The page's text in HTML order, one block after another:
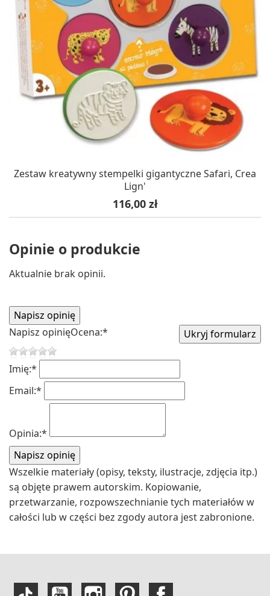
Zestaw kreatywny stempelki gigantyczne Safari, Crea
Lign'
Cena
116,00 zł
Opinie o produkcie
Aktualnie brak opinii.
Napisz opinięOcena:*
Imię:*
Email:*
Opinia:*
Wszelkie materiały (opisy, teksty, ilustracje, zdjęcia itp.)
są objęte prawem autorskim. Kopiowanie,
przetwarzanie, rozpowszechnianie tych materiałów w
całości lub w części bez zgody autora jest zabronione.